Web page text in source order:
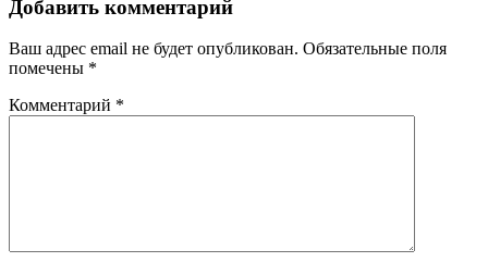
Добавить комментарий
Ваш адрес email не будет опубликован. Обязательные поля
помечены *
Комментарий *